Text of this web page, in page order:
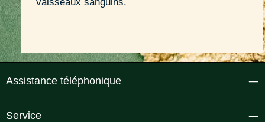
Assistance téléphonique
Service